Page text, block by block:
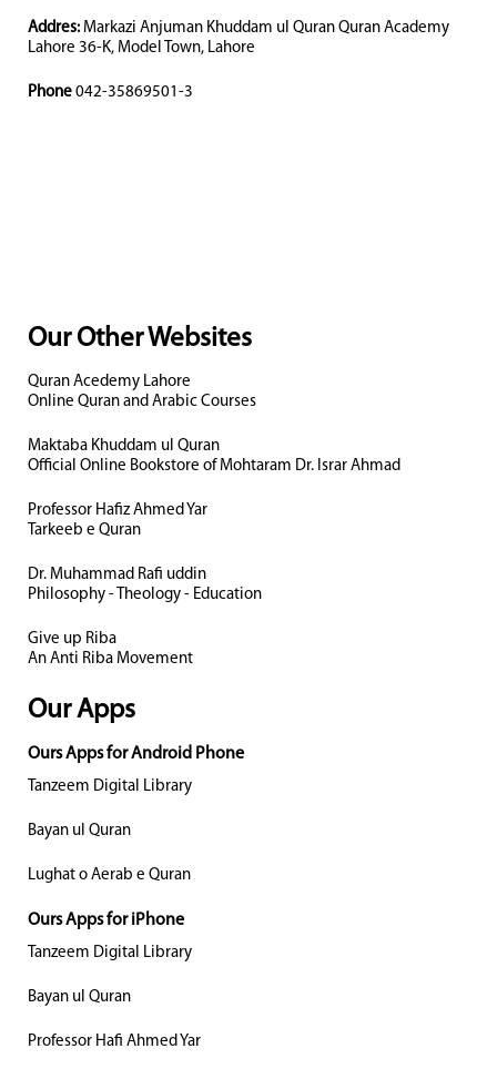
Addres: Markazi Anjuman Khuddam ul Quran Quran Academy
Lahore 36-K, Model Town, Lahore
Phone 042-35869501-3
Our Other Websites
Quran Acedemy Lahore
Online Quran and Arabic Courses
Maktaba Khuddam ul Quran
Official Online Bookstore of Mohtaram Dr. Israr Ahmad
Professor Hafiz Ahmed Yar
Tarkeeb e Quran
Dr. Muhammad Rafi uddin
Philosophy - Theology - Education
Give up Riba
An Anti Riba Movement
Our Apps
Ours Apps for Android Phone
Tanzeem Digital Library
Bayan ul Quran
Lughat o Aerab e Quran
Ours Apps for iPhone
Tanzeem Digital Library
Bayan ul Quran
Professor Hafi Ahmed Yar